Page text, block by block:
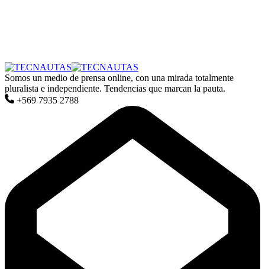
Somos un medio de prensa online, con una mirada totalmente
pluralista e independiente. Tendencias que marcan la pauta.
+569 7935 2788